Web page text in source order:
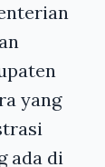
yang
ada di